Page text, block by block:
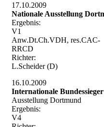
17.10.2009
Nationale Ausstellung
Ergebnis:
V1
Anw.Dt.Ch.VDH, res.CAC-
RRCD
Richter:
L.Scheider (D)
16.10.2009
Internationale Bundessieger
Ausstellung Dortmund
Ergebnis:
V4